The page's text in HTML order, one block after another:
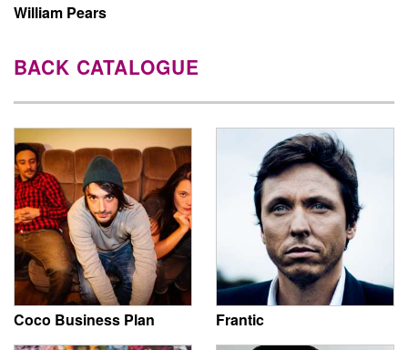
William Pears
BACK CATALOGUE
Coco Business Plan Frantic